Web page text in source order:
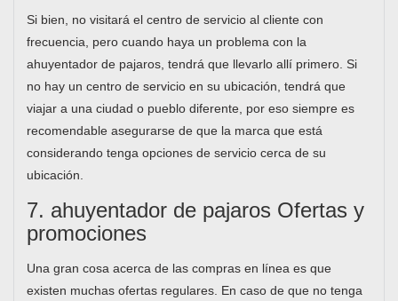
Si bien, no visitará el centro de servicio al cliente con
frecuencia, pero cuando haya un problema con la
ahuyentador de pajaros, tendrá que llevarlo allí primero. Si
no hay un centro de servicio en su ubicación, tendrá que
viajar a una ciudad o pueblo diferente, por eso siempre es
recomendable asegurarse de que la marca que está
considerando tenga opciones de servicio cerca de su
ubicación.
7. ahuyentador de pajaros Ofertas y
promociones
Una gran cosa acerca de las compras en línea es que
existen muchas ofertas regulares. En caso de que no tenga